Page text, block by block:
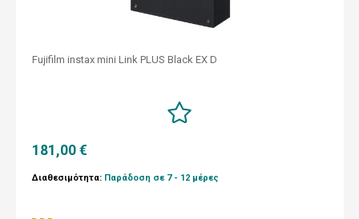
Fujifilm instax mini Link PLUS Black EX D
181,00 €
Διαθεσιμότητα: Παράδοση σε 7 - 12 μέρες